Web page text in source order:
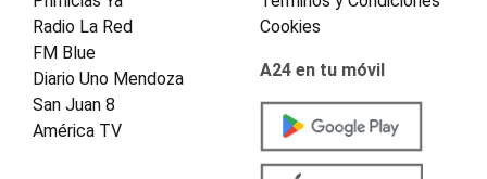
Radio La Red
FM Blue
Diario Uno Mendoza
San Juan 8
América TV
Cookies
A24 en tu móvil